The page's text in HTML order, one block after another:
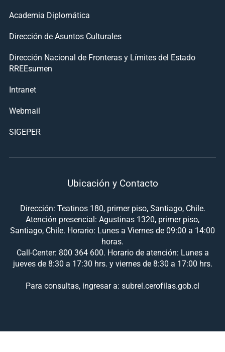
Academia Diplomática
Dirección de Asuntos Culturales
Dirección Nacional de Fronteras y Límites del Estado
RREEsumen
Intranet
Webmail
SIGEPER
Ubicación y Contacto
Dirección: Teatinos 180, primer piso, Santiago, Chile.
Atención presencial: Agustinas 1320, primer piso,
Santiago, Chile. Horario: Lunes a Viernes de 09:00 a 14:00
horas.
Call-Center: 800 364 600. Horario de atención: Lunes a
jueves de 8:30 a 17:30 hrs. y viernes de 8:30 a 17:00 hrs.
Para consultas, ingresar a: subrel.cerofilas.gob.cl